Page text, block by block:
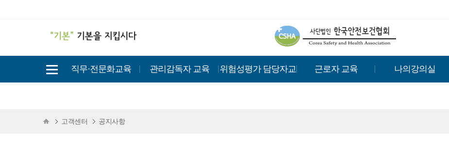
직무·전문화교육 관리감독자 교육 위험성평가 담당자교 근로자 교육 나의강의실
고객센터 공지사항